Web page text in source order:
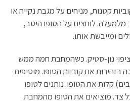
קטנות, מניחים על מגבת נקייה או
מלמעלה. לוחצים על הטופו היטב,
ומייבשת אותו.
נון-סטיק. כשהמחבת חמה ממש
בזהירות את קוביות הטופו. מוסיפים
קלות את הטופו. נותנים לטופו
בין 2-3 דקות מכל צד. מוציאים את הטופו מהמחבת